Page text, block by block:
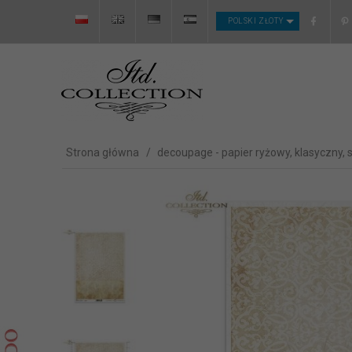
CURRENCY_H
POLSKI ZŁOTY
Strona główna decoupage - papier ryżowy, klasyczny,